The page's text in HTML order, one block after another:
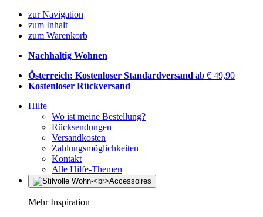
zur Navigation
zum Inhalt
zum Warenkorb
Nachhaltig Wohnen
Österreich: Kostenloser Standardversand ab € 49,90
Kostenloser Rückversand
Hilfe
Wo ist meine Bestellung?
Rücksendungen
Versandkosten
Zahlungsmöglichkeiten
Kontakt
Alle Hilfe-Themen
Mehr Inspiration